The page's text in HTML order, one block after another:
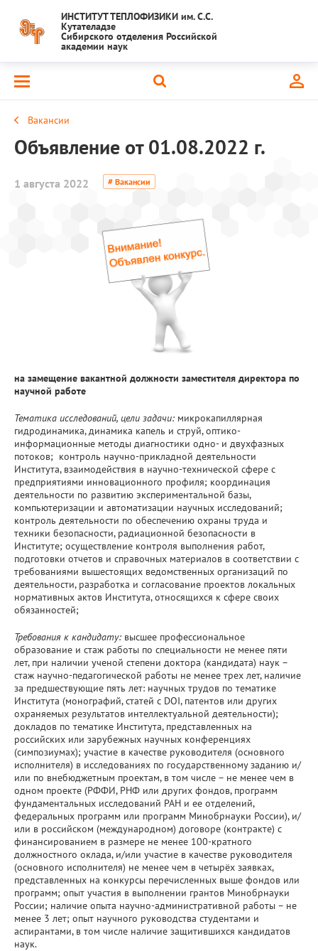
ИНСТИТУТ ТЕПЛОФИЗИКИ им. С.С.
Кутателадзе
Сибирского отделения Российской
академии наук
Вакансии
Объявление от 01.08.2022 г.
1 августа 2022 # Вакансии
на замещение вакантной должности заместителя директора по
научной работе
Тематика исследований, цели задачи: микрокапиллярная
гидродинамика, динамика капель и струй, оптико-
информационные методы диагностики одно- и двухфазных
потоков; контроль научно-прикладной деятельности
Института, взаимодействия в научно-технической сфере с
предприятиями инновационного профиля; координация
деятельности по развитию экспериментальной базы,
компьютеризации и автоматизации научных исследований;
контроль деятельности по обеспечению охраны труда и
техники безопасности, радиационной безопасности в
Институте; осуществление контроля выполнения работ,
подготовки отчетов и справочных материалов в соответствии с
требованиями вышестоящих ведомственных организаций по
деятельности, разработка и согласование проектов локальных
нормативных актов Института, относящихся к сфере своих
обязанностей;
Требования к кандидату: высшее профессиональное
образование и стаж работы по специальности не менее пяти
лет, при наличии ученой степени доктора (кандидата) наук –
стаж научно-педагогической работы не менее трех лет, наличие
за предшествующие пять лет: научных трудов по тематике
Института (монографий, статей с DOI, патентов или других
охраняемых результатов интеллектуальной деятельности);
докладов по тематике Института, представленных на
российских или зарубежных научных конференциях
(симпозиумах); участие в качестве руководителя (основного
исполнителя) в исследованиях по государственному заданию и/
или по внебюджетным проектам, в том числе – не менее чем в
одном проекте (РФФИ, РНФ или других фондов, программ
фундаментальных исследований РАН и ее отделений,
федеральных программ или программ Минобрнауки России), и/
или в российском (международном) договоре (контракте) с
финансированием в размере не менее 100-кратного
должностного оклада, и/или участие в качестве руководителя
(основного исполнителя) не менее чем в четырёх заявках,
представленных на конкурсы перечисленных выше фондов или
программ; опыт участия в выполнении грантов Минобрнауки
России; наличие опыта научно-административной работы – не
менее 3 лет; опыт научного руководства студентами и
аспирантами, в том числе наличие защитившихся кандидатов
наук.